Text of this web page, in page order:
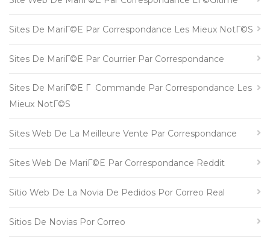
Sites De MariГ©e Par Correspondance Les Mieux NotГ©s
Sites De MariГ©e Par Courrier Par Correspondance
Sites De MariГ©e Г Commande Par Correspondance Les
Mieux NotГ©s
Sites Web De La Meilleure Vente Par Correspondance
Sites Web De MariГ©e Par Correspondance Reddit
Sitio Web De La Novia De Pedidos Por Correo Real
Sitios De Novias Por Correo